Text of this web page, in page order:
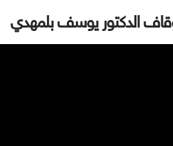
الدكتور يوسف بلمهدي